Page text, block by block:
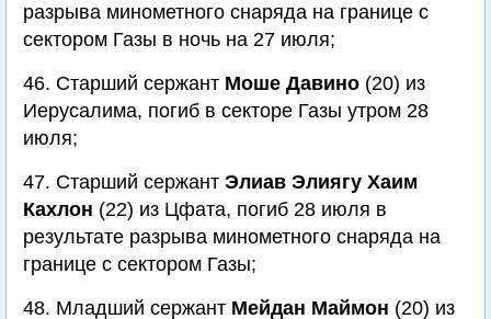
разрыва минометного снаряда на границе с
сектором Газы в ночь на 27 июля;
46. Старший сержант Моше Давино (20) из
Иерусалима, погиб в секторе Газы утром 28
июля;
47. Старший сержант Элиав Элиягу Хаим
Кахлон (22) из Цфата, погиб 28 июля в
результате разрыва минометного снаряда на
границе с сектором Газы;
48. Младший сержант Мейдан Маймон (20) из